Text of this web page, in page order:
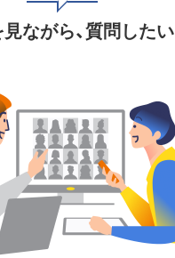
ながら、質問したい